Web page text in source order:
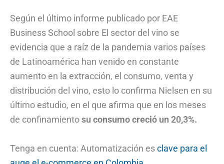
Según el último informe publicado por EAE
Business School sobre El sector del vino se
evidencia que a raíz de la pandemia varios países
de Latinoamérica han venido en constante
aumento en la extracción, el consumo, venta y
distribución del vino, esto lo confirma Nielsen en su
último estudio, en el que afirma que en los meses
de confinamientosu consumo creció un 20,3%.
Tenga en cuenta: Automatización esclave para el